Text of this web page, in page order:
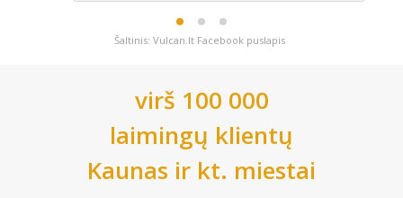
Šaltinis: Vulcan.lt Facebook puslapis
virš 100 000
laimingų klientų
Kaunas ir kt. miestai